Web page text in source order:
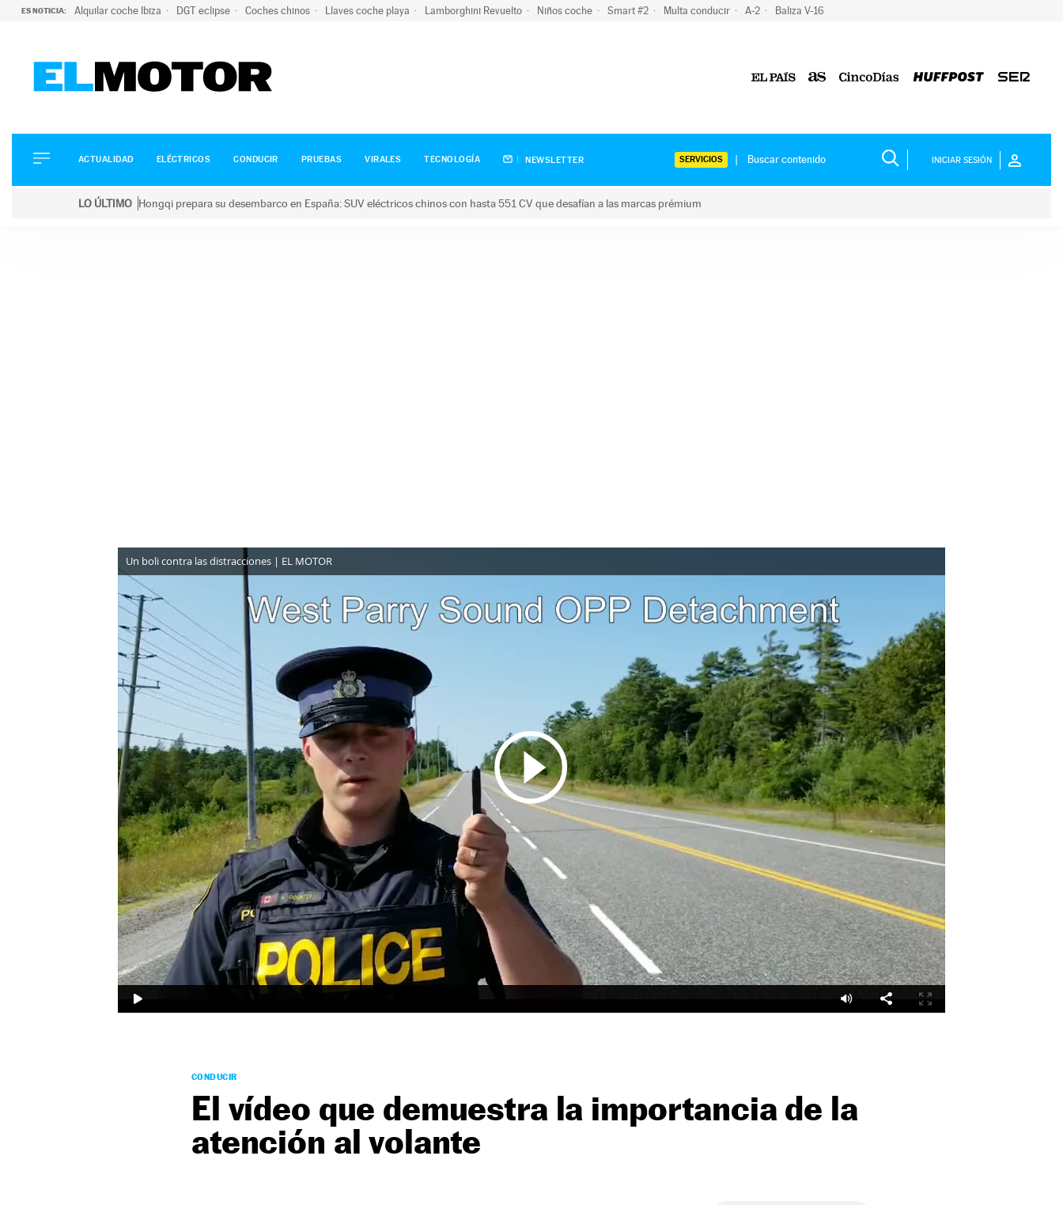
ES NOTICIA: Alquilar coche Ibiza DGT eclipse Coches chinos Llaves coche playa Lamborghini Revuelto Niños coche Smart #2 Multa conducir A-2 Baliza V-16
ELÉCTRICOS
CONDUCIR
ACTUALIDAD ELÉCTRICOS CONDUCIR PRUEBAS VIRALES TECNOLOGÍA NEWSLETTER SERVICIOS INICIAR SESIÓN
LO ÚLTIMO Hongqi prepara su desembarco en España: SUV eléctricos chinos con hasta 551 CV que desafían a las marcas prémium
Un boli contra las distracciones | EL MOTOR
CONDUCIR
El vídeo que demuestra la importancia de la
atención al volante